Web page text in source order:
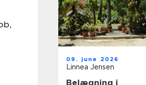
09. june 2026
Linnea Jensen
Belægning i